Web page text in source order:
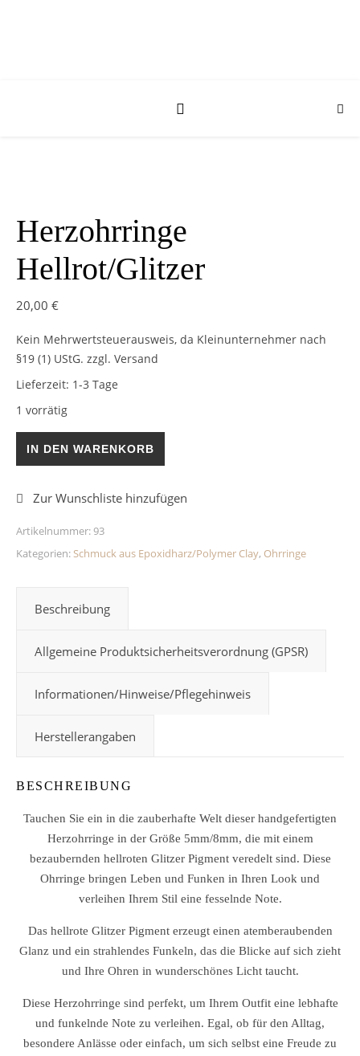
Herzohrringe
Hellrot/Glitzer
20,00 €
Kein Mehrwertsteuerausweis, da Kleinunternehmer nach
§19 (1) UStG. zzgl. Versand
Lieferzeit: 1-3 Tage
1 vorrätig
Herzohrringe Hellrot/Glitzer Menge
IN DEN WARENKORB
Artikelnummer:93
Kategorien: Schmuck aus Epoxidharz/Polymer Clay, Ohrringe
Beschreibung
Allgemeine Produktsicherheitsverordnung (GPSR)
Informationen/Hinweise/Pflegehinweis
Herstellerangaben
BESCHREIBUNG
Tauchen Sie ein in die zauberhafte Welt dieser handgefertigten
Herzohrringe in der Größe 5mm/8mm, die mit einem
bezaubernden hellroten Glitzer Pigment veredelt sind. Diese
Ohrringe bringen Leben und Funken in Ihren Look und
verleihen Ihrem Stil eine fesselnde Note.
Das hellrote Glitzer Pigment erzeugt einen atemberaubenden
Glanz und ein strahlendes Funkeln, das die Blicke auf sich zieht
und Ihre Ohren in wunderschönes Licht taucht.
Diese Herzohrringe sind perfekt, um Ihrem Outfit eine lebhafte
und funkelnde Note zu verleihen. Egal, ob für den Alltag,
besondere Anlässe oder einfach, um sich selbst eine Freude zu